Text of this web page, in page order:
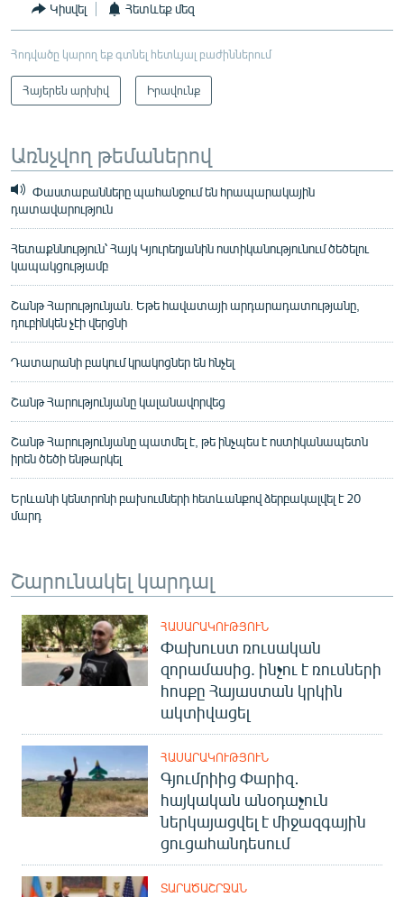
Կիսվել Հետևեք մեզ
Հոդվածը կարող եք գտնել հետևյալ բաժիններում
Հայերեն արխիվ Իրավունք
Առնչվող թեմաներով
Փաստաբանները պահանջում են հրապարակային
դատավարություն
Հետաքննություն՝ Հայկ Կյուրեղյանին ոստիկանությունում ծեծելու
կապակցությամբ
Շանթ Հարությունյան. Եթե հավատայի արդարադատությանը,
դուբինկեն չէի վերցնի
Դատարանի բակում կրակոցներ են հնչել
Շանթ Հարությունյանը կալանավորվեց
Շանթ Հարությունյանը պատմել է, թե ինչպես է ոստիկանապետն
իրեն ծեծի ենթարկել
Երևանի կենտրոնի բախումների հետևանքով ձերբակալվել է 20
մարդ
Շարունակել կարդալ
ՀԱՍԱՐԱԿՈՒԹՅՈՒՆ
Փախուստ ռուսական
զորամասից. ինչու է ռուսների
հոսքը Հայաստան կրկին
ակտիվացել
ՀԱՍԱՐԱԿՈՒԹՅՈՒՆ
Գյումրիից Փարիզ․
հայկական անօդաչուն
ներկայացվել է միջազգային
ցուցահանդեսում
ՏԱՐԱԾԱՇՐՋԱՆ